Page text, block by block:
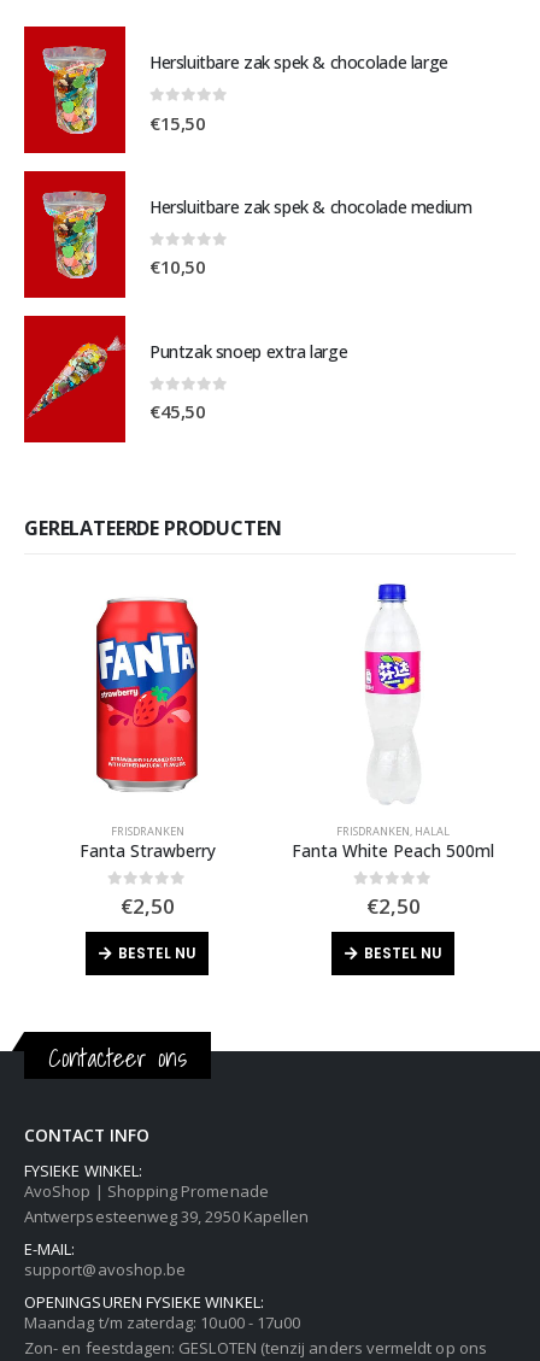
Hersluitbare zak spek & chocolade large
€15,50
Hersluitbare zak spek & chocolade medium
0out of 5
€10,50
Puntzak snoep extra large
0out of 5
€45,50
GERELATEERDE PRODUCTEN
FRISDRANKEN
Fanta Strawberry
out of 5
€2,50
BESTEL NU
FRISDRANKEN, HALAL
Fanta White Peach 500ml
out of 5
€2,50
BESTEL NU
Contacteer ons
CONTACT INFO
FYSIEKE WINKEL:
AvoShop | Shopping Promenade
Antwerpsesteenweg 39, 2950 Kapellen
E-MAIL:
support@avoshop.be
OPENINGSUREN FYSIEKE WINKEL:
Maandag t/m zaterdag: 10u00 - 17u00
Zon- en feestdagen: GESLOTEN (tenzij anders vermeldt op ons